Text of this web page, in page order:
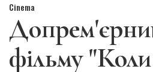
Cinema
фільму